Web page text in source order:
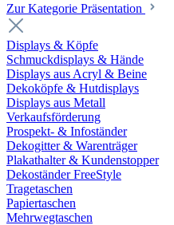
Zur Kategorie Präsentation
Displays & Köpfe
Schmuckdisplays & Hände
Displays aus Acryl & Beine
Dekoköpfe & Hutdisplays
Displays aus Metall
Verkaufsförderung
Prospekt- & Infoständer
Dekogitter & Warenträger
Plakathalter & Kundenstopper
Dekoständer FreeStyle
Tragetaschen
Papiertaschen
Mehrwegtaschen